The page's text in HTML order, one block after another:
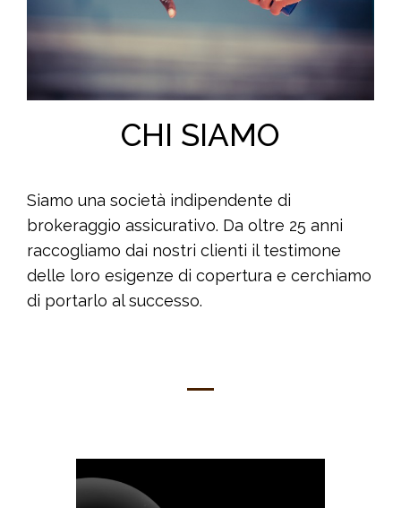
CHI SIAMO
Siamo una società indipendente di
brokeraggio assicurativo. Da oltre 25 anni
raccogliamo dai nostri clienti il testimone
delle loro esigenze di copertura e cerchiamo
di portarlo al successo.